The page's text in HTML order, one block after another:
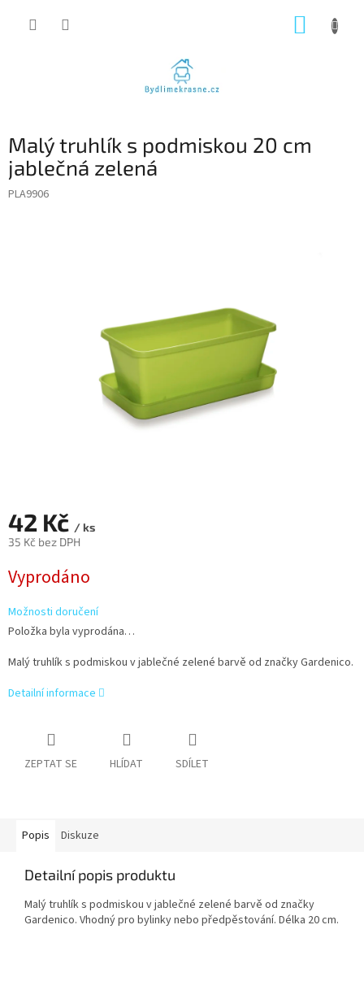
Malý truhlík s podmiskou 20 cm
jablečná zelená
PLA9906
42 Kč / ks
35 Kč bez DPH
cena:
Vyprodáno
Možnosti doručení
Položka byla vyprodána…
Malý truhlík s podmiskou v jablečné zelené barvě od značky Gardenico.
Detailní informace
ZEPTAT SE HLÍDAT SDÍLET
Popis Diskuze
Detailní popis produktu
Malý truhlík s podmiskou v jablečné zelené barvě od značky
Gardenico. Vhodný pro bylinky nebo předpěstování. Délka 20 cm.